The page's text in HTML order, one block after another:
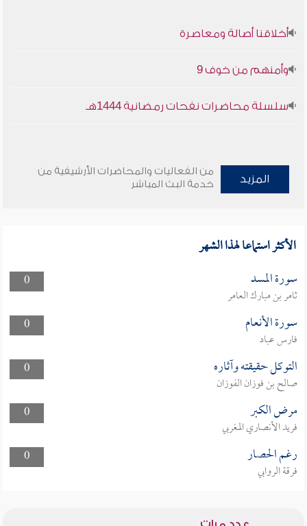
أخلاقنا أصالة ومعاصرة
وأمنهم من خوف 9
سلسلة محاضرات نفحات رمضانية 1444هـ
المزيد
من الفعاليات والمحاضرات الأرشيفية من
خدمة البث المباشر
الأكثر استماعا لهذا الشهر
0 سورة المسد
ثامر بن مبارك العامر
0
سورة الأنعام
فارس عباد
0
التوكل حقيقته وآثاره
صالح بن فوزان الفوزان
0
مرض الكبر
فريد الأنصاري المغربي
0
رغم الحصار
فرقة الروابي